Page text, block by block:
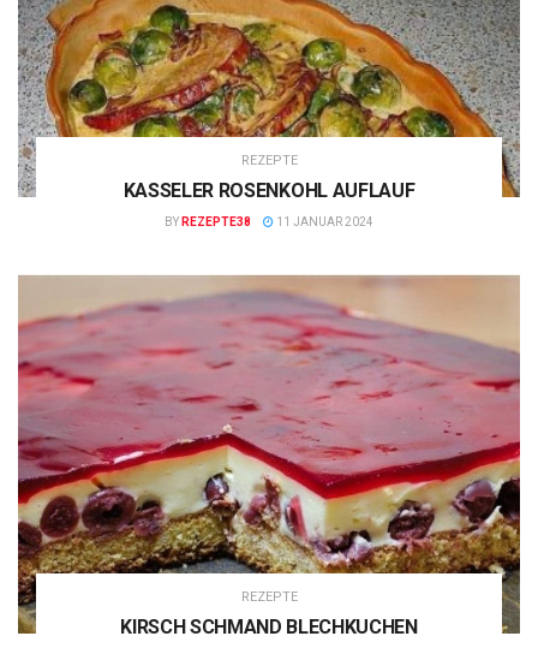
REZEPTE
KASSELER ROSENKOHL AUFLAUF
BY REZEPTE38 11 JANUAR 2024
REZEPTE
KIRSCH SCHMAND BLECHKUCHEN